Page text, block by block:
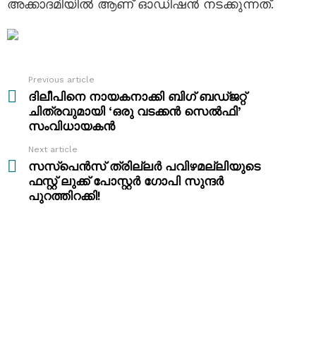
അക്കാദമിയിൽ ആണ് ഓഡിഷൻ നടക്കുന്നത്.
more
Previous article
ദിലീപിനെ നായകനാക്കി ബിഗ് ബഡ്ജറ്റ്
ചിത്രവുമായി ‘ഒരു വടക്കൻ സെൽഫി’
സംവിധായകൻ
Next article
സസ്പെൻസ് ത്രില്ലർ പവിഴമല്ലിയുടെ
ഫസ്റ്റ് ലുക്ക് പോസ്റ്റർ ഗോപി സുന്ദർ
പുറത്തിറക്കി!